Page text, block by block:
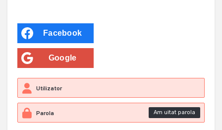
Facebook
Google
Am uitat parola